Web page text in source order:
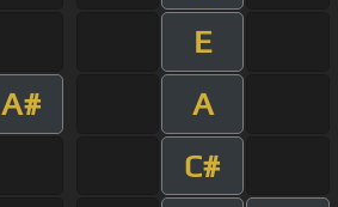
E
A#
A
C#